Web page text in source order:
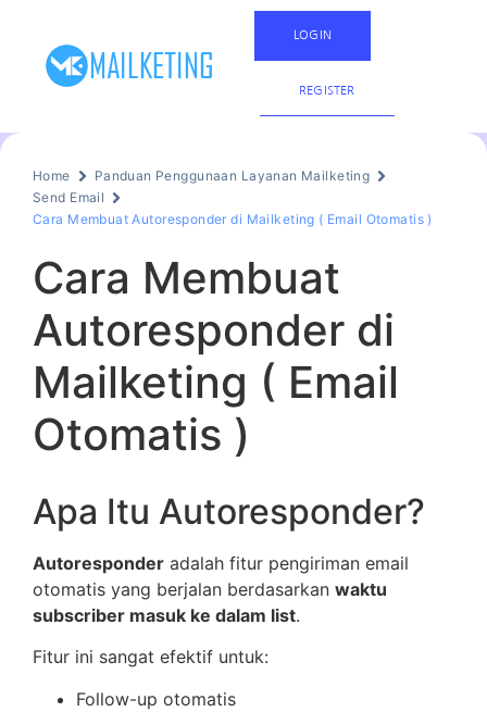
LOGIN
REGISTER
Home
Panduan Penggunaan Layanan Mailketing
Send Email
Cara Membuat Autoresponder di Mailketing ( Email Otomatis )
Cara Membuat
Autoresponder di
Mailketing ( Email
Otomatis )
Apa Itu Autoresponder?
Autoresponder adalah fitur pengiriman email
otomatis yang berjalan berdasarkan waktu
subscriber masuk ke dalam list.
Fitur ini sangat efektif untuk:
Follow-up otomatis